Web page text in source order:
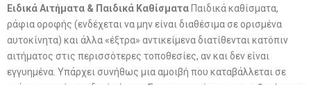
Ειδικά Αιτήματα & Παιδικά Καθίσματα Παιδικά καθίσματα,
ράφια οροφής (ενδέχεται να μην είναι διαθέσιμα σε ορισμένα
αυτοκίνητα) και άλλα «έξτρα» αντικείμενα διατίθενται κατόπιν
αιτήματος στις περισσότερες τοποθεσίες, αν και δεν είναι
εγγυημένα. Υπάρχει συνήθως μια αμοιβή που καταβάλλεται σε